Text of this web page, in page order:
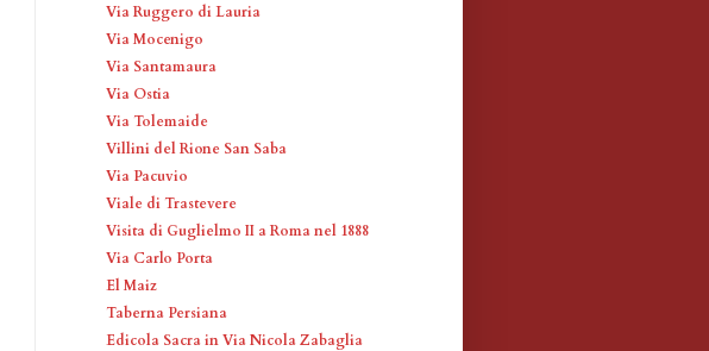
Via Ruggero di Lauria
Via Mocenigo
Via Santamaura
Via Ostia
Via Tolemaide
Villini del Rione San Saba
Via Pacuvio
Viale di Trastevere
Visita di Guglielmo II a Roma nel 1888
Via Carlo Porta
El Maiz
Taberna Persiana
Edicola Sacra in Via Nicola Zabaglia